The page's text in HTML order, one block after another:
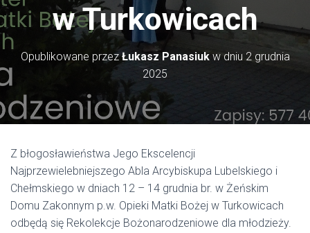
Ę
w Turkowicach
Opublikowane przezŁukasz Panasiukw dniu 2 grudnia
2025
Z błogosławieństwa Jego Ekscelencji
Najprzewielebniejszego Abla Arcybiskupa Lubelskiego i
Chełmskiego w dniach 12 – 14 grudnia br. w Żeńskim
Domu Zakonnym p.w. Opieki Matki Bożej w Turkowicach
odbędą się Rekolekcje Bożonarodzeniowe dla młodzieży.